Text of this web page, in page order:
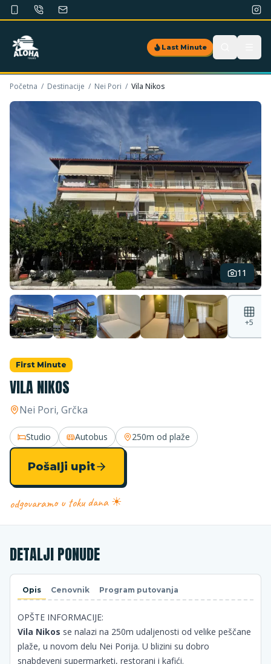
Last Minute
Početna / Destinacije / Nei Pori / Vila Nikos
11
+5
First Minute
VILA NIKOS
Nei Pori, Grčka
Studio Autobus 250m od plaže
Pošalji upit
odgovaramo u toku dana ☀
DETALJI PONUDE
Opis Cenovnik Program putovanja
OPŠTE INFORMACIJE:
Vila Nikos se nalazi na 250m udaljenosti od velike peščane
plaže, u novom delu Nei Porija. U blizini su dobro
snabdeveni supermarketi, restorani i kafići.